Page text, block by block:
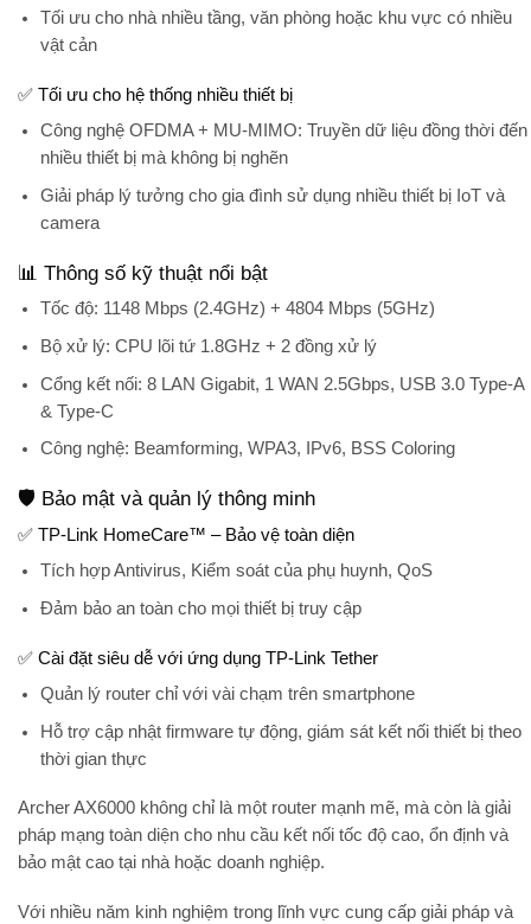
Tối ưu cho nhà nhiều tầng, văn phòng hoặc khu vực có nhiều
vật cản
✅ Tối ưu cho hệ thống nhiều thiết bị
Công nghệ OFDMA + MU-MIMO: Truyền dữ liệu đồng thời đến
nhiều thiết bị mà không bị nghẽn
Giải pháp lý tưởng cho gia đình sử dụng nhiều thiết bị IoT và
camera
📊 Thông số kỹ thuật nổi bật
Tốc độ: 1148 Mbps (2.4GHz) + 4804 Mbps (5GHz)
Bộ xử lý: CPU lõi tứ 1.8GHz + 2 đồng xử lý
Cổng kết nối: 8 LAN Gigabit, 1 WAN 2.5Gbps, USB 3.0 Type-A
& Type-C
Công nghệ: Beamforming, WPA3, IPv6, BSS Coloring
🛡️ Bảo mật và quản lý thông minh
✅ TP-Link HomeCare™ – Bảo vệ toàn diện
Tích hợp Antivirus, Kiểm soát của phụ huynh, QoS
Đảm bảo an toàn cho mọi thiết bị truy cập
✅ Cài đặt siêu dễ với ứng dụng TP-Link Tether
Quản lý router chỉ với vài chạm trên smartphone
Hỗ trợ cập nhật firmware tự động, giám sát kết nối thiết bị theo
thời gian thực
Archer AX6000 không chỉ là một router mạnh mẽ, mà còn làgiải
pháp mạng toàn diện cho nhu cầu kết nối tốc độ cao, ổn định và
bảo mật cao tại nhà hoặc doanh nghiệp.
Với nhiều năm kinh nghiệm trong lĩnh vực cung cấp giải pháp và